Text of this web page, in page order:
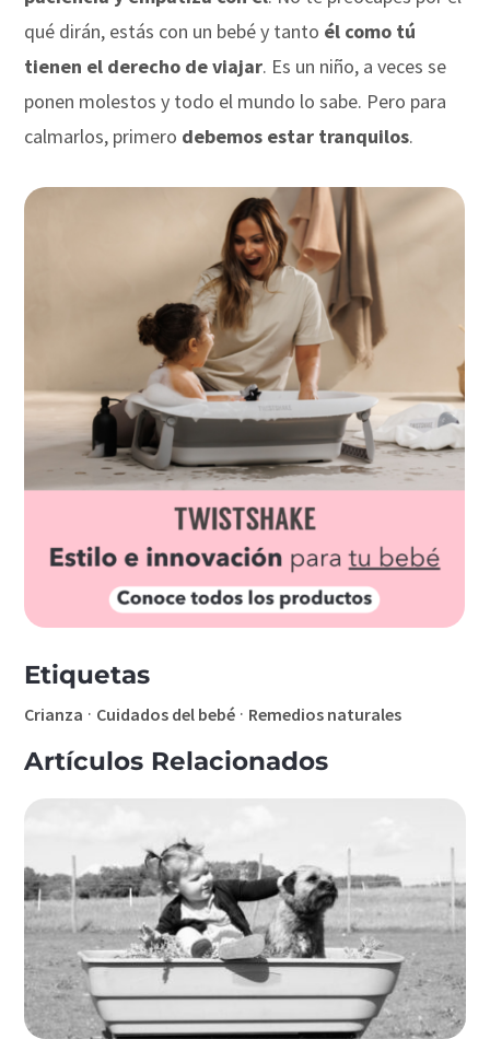
qué dirán, estás con un bebé y tanto él como tú
tienen el derecho de viajar. Es un niño, a veces se
ponen molestos y todo el mundo lo sabe. Pero para
calmarlos, primero debemos estar tranquilos.
Etiquetas
Crianza · Cuidados del bebé · Remedios naturales
Artículos Relacionados